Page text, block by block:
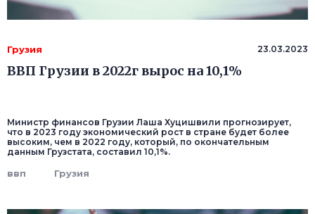
Грузия 23.03.2023
ВВП Грузии в 2022г вырос на 10,1%
Министр финансов Грузии Лаша Хуцишвили прогнозирует,
что в 2023 году экономический рост в стране будет более
высоким, чем в 2022 году, который, по окончательным
данным Грузстата, составил 10,1%.
ввп Грузия